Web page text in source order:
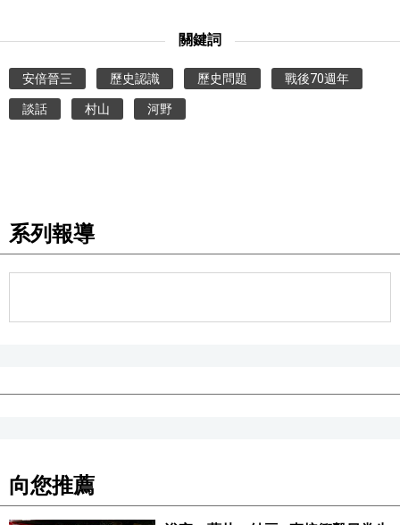
關鍵詞
安倍晉三 歷史認識 歷史問題 戰後70週年
談話 村山 河野
系列報導
向您推薦